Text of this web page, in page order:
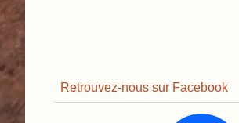
Retrouvez-nous sur Facebook